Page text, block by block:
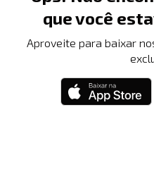
que você
Aproveite para baixar